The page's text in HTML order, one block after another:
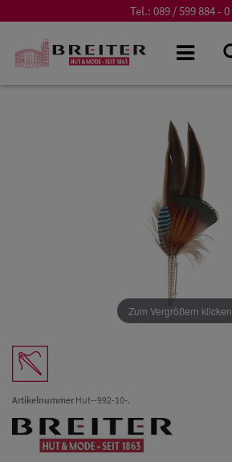
Tel.: 089 / 599 884 - 0
Zum Vergrößern klicken
ArtikelnummerHut--992-10-.